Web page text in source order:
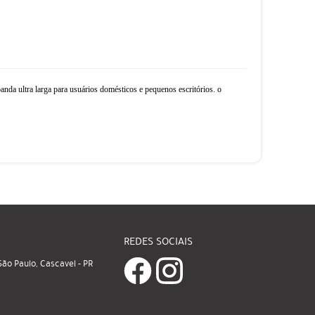
ultra larga para usuários domésticos e pequenos escritórios. o
Paulo, Cascavel - PR
REDES SOCIAIS